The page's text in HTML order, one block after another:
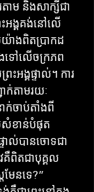
តាម និងសាក្សីជា
អង្គគង់នៅលើ
ាងពិតប្រាកដ
ៅលើចក្រភព
អង្គផ្ទាល់។ ការ
ក់តាមរយៈ
ាក់ចាប់តាំងពី
ខាន់បំផុត
ាល់បានចោទជា
ពិតជាបុគ្គល
មែនទេ?”